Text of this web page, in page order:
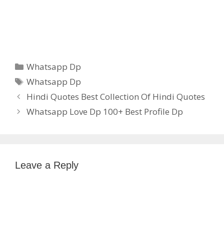
Categories
Whatsapp Dp
Tags
Whatsapp Dp
Hindi Quotes Best Collection Of Hindi Quotes
Whatsapp Love Dp 100+ Best Profile Dp
Leave a Reply